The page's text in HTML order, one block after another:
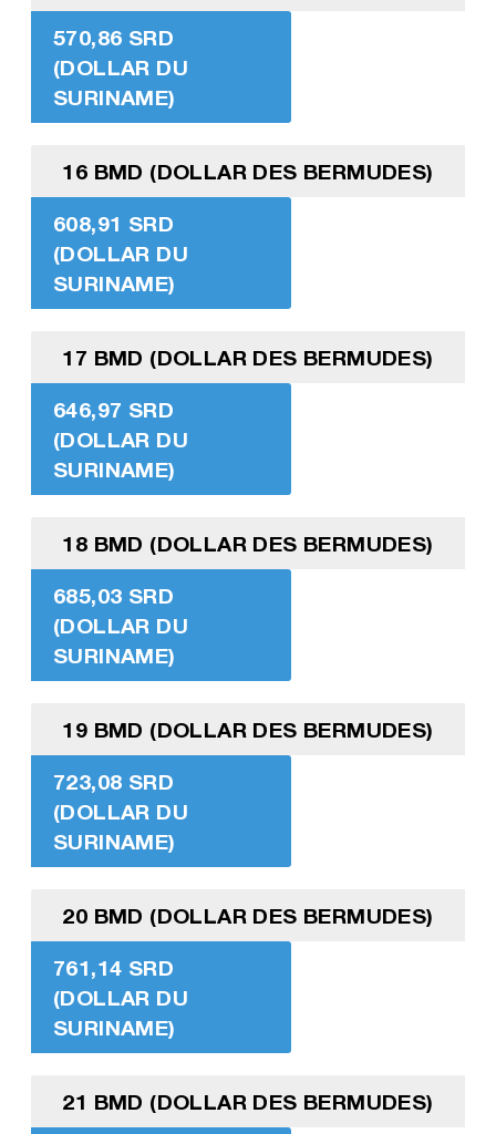
570,86 SRD
(DOLLAR DU
SURINAME)
16 BMD (DOLLAR DES BERMUDES)
608,91 SRD
(DOLLAR DU
SURINAME)
17 BMD (DOLLAR DES BERMUDES)
646,97 SRD
(DOLLAR DU
SURINAME)
18 BMD (DOLLAR DES BERMUDES)
685,03 SRD
(DOLLAR DU
SURINAME)
19 BMD (DOLLAR DES BERMUDES)
723,08 SRD
(DOLLAR DU
SURINAME)
20 BMD (DOLLAR DES BERMUDES)
761,14 SRD
(DOLLAR DU
SURINAME)
21 BMD (DOLLAR DES BERMUDES)